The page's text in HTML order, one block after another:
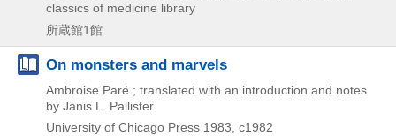
classics of medicine library
所蔵館1館
On monsters and marvels
Ambroise Paré ; translated with an introduction and notes
by Janis L. Pallister
University of Chicago Press 1983, c1982